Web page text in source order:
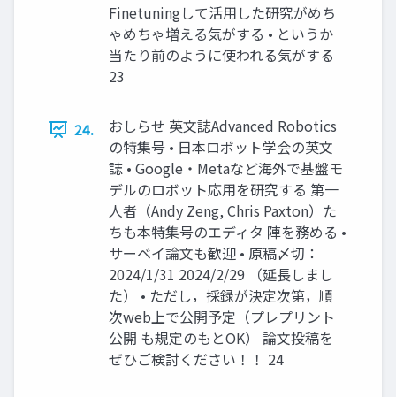
Finetuningして活用した研究がめち
ゃめちゃ増える気がする • というか
当たり前のように使われる気がする
23
24.
おしらせ 英文誌Advanced Robotics
の特集号 • 日本ロボット学会の英文
誌 • Google・Metaなど海外で基盤モ
デルのロボット応用を研究する 第一
人者（Andy Zeng, Chris Paxton）た
ちも本特集号のエディタ 陣を務める •
サーベイ論文も歓迎 • 原稿〆切：
2024/1/31 2024/2/29 （延長しまし
た） • ただし，採録が決定次第，順
次web上で公開予定（プレプリント
公開 も規定のもとOK） 論文投稿を
ぜひご検討ください！！ 24